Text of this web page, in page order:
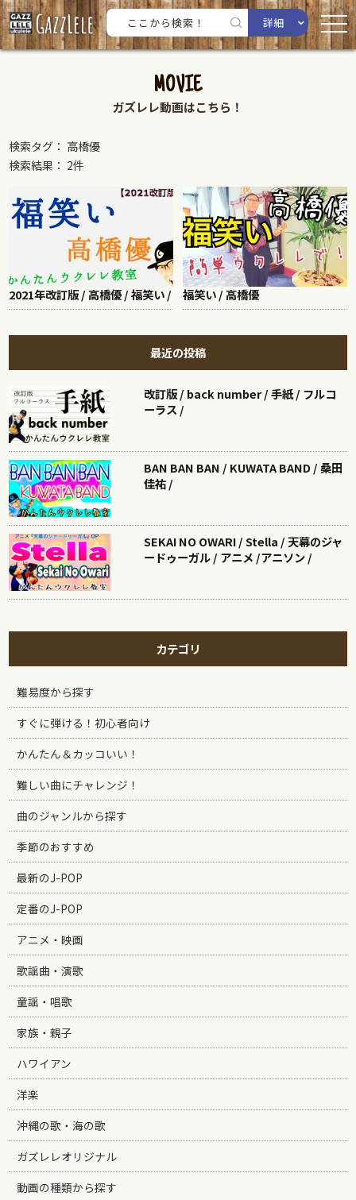
詳細
MOVIE
ガズレレ動画はこちら！
検索タグ： 高橋優
検索結果： 2件
2021年改訂版 / 高橋優 / 福笑い / 福笑い / 高橋優
最近の投稿
改訂版 / back number / 手紙 / フルコ
ーラス /
BAN BAN BAN / KUWATA BAND / 桑田
佳祐 /
SEKAI NO OWARI / Stella / 天幕のジャ
ードゥーガル / アニメ /アニソン /
カテゴリ
難易度から探す
すぐに弾ける！初心者向け
かんたん＆カッコいい！
難しい曲にチャレンジ！
曲のジャンルから探す
季節のおすすめ
最新のJ-POP
定番のJ-POP
アニメ・映画
歌謡曲・演歌
童謡・唱歌
家族・親子
ハワイアン
洋楽
沖縄の歌・海の歌
ガズレレオリジナル
動画の種類から探す